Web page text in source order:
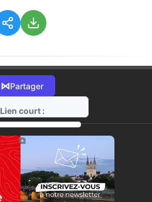
⋈Partager
Lien court :
https://radio-g.fr?5992
⧉